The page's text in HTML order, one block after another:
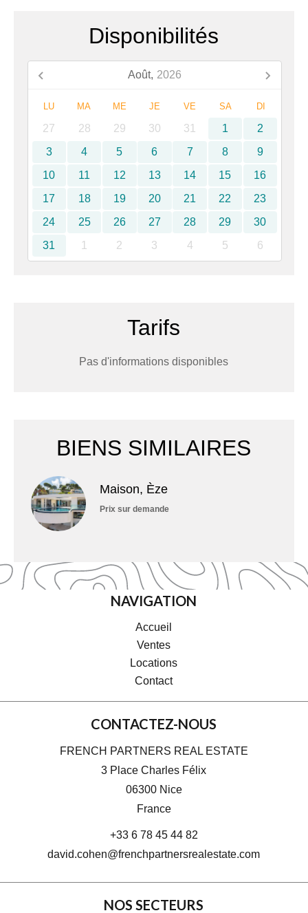
Disponibilités
Août, 2026
LU MA ME JE VE SA DI
27 28 29 30 31 1
2
3
4 5 6 7 8
9
10
11 12 13 14 15
16
17
18 19 20 21 22
23
24
25 26 27 28 29
30
31
1 2 3 4 5 6
Tarifs
Pas d'informations disponibles
BIENS SIMILAIRES
Maison, Èze
Prix sur demande
NAVIGATION
Accueil
Ventes
Locations
Contact
CONTACTEZ-NOUS
FRENCH PARTNERS REAL ESTATE
3 Place Charles Félix
06300 Nice
France
+33 6 78 45 44 82
david.cohen@frenchpartnersrealestate.com
NOS SECTEURS